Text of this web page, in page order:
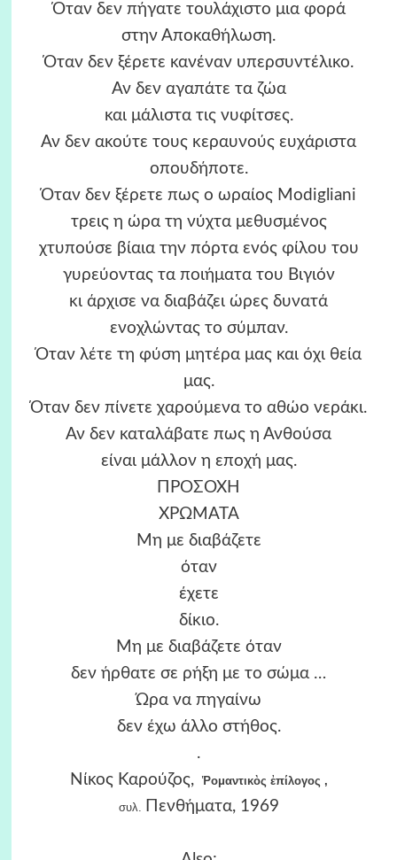
Όταν δεν πήγατε τουλάχιστο μια φορά
στην Αποκαθήλωση.
Όταν δεν ξέρετε κανέναν υπερσυντέλικο.
Αν δεν αγαπάτε τα ζώα
και μάλιστα τις νυφίτσες.
Αν δεν ακούτε τους κεραυνούς ευχάριστα
οπουδήποτε.
Όταν δεν ξέρετε πως ο ωραίος Modigliani
τρεις η ώρα τη νύχτα μεθυσμένος
χτυπούσε βίαια την πόρτα ενός φίλου του
γυρεύοντας τα ποιήματα του Βιγιόν
κι άρχισε να διαβάζει ώρες δυνατά
ενοχλώντας το σύμπαν.
Όταν λέτε τη φύση μητέρα μας και όχι θεία
μας.
Όταν δεν πίνετε χαρούμενα το αθώο νεράκι.
Αν δεν καταλάβατε πως η Ανθούσα
είναι μάλλον η εποχή μας.
ΠΡΟΣΟΧΗ
ΧΡΩΜΑΤΑ
Μη με διαβάζετε
όταν
έχετε
δίκιο.
Μη με διαβάζετε όταν
δεν ήρθατε σε ρήξη με το σώμα …
Ώρα να πηγαίνω
δεν έχω άλλο στήθος.
.
Νίκος Καρούζος, Ῥομαντικὸς ἐπίλογος ,
συλ. Πενθήματα, 1969